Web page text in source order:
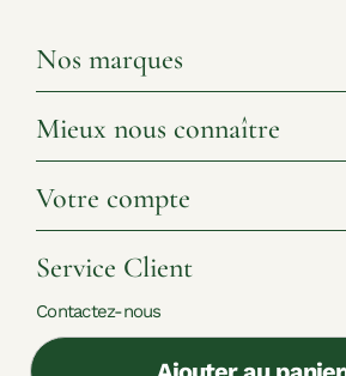
Nos marques
Mieux nous connaître
Votre compte
Service Client
Contactez-nous